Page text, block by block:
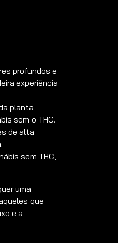
profundos e
experiência
planta
sem o THC.
de alta
sem THC,
uma
que
e a